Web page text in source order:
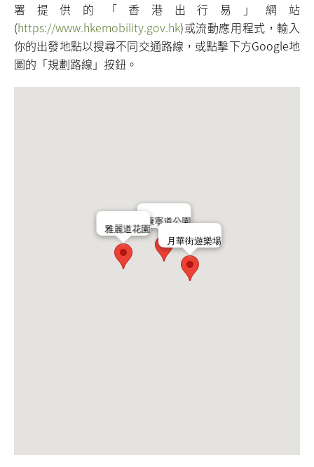
署提供的「香港出行易」網站
(https://www.hkemobility.gov.hk)或流動應用程式，輸入
你的出發地點以搜尋不同交通路線，或點擊下方Google地
圖的「規劃路線」按鈕。
月華街遊樂場
雅麗道花園
康寧道公園